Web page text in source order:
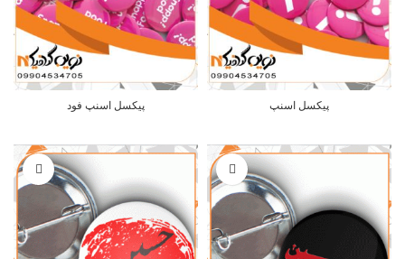
پیکسل اسنپ پیکسل اسنپ فود